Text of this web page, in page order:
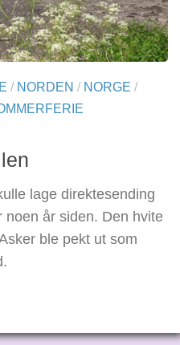
/ NORDEN / NORGE /
lage direktesending
noen år siden. Den hvite
ble pekt ut som